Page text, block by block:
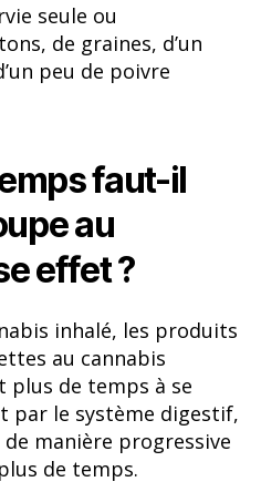
seule ou
de graines, d’un
peu de poivre
faut-il
au
effet ?
inhalé, les produits
au cannabis
de temps à se
par le système digestif,
manière progressive
de temps.